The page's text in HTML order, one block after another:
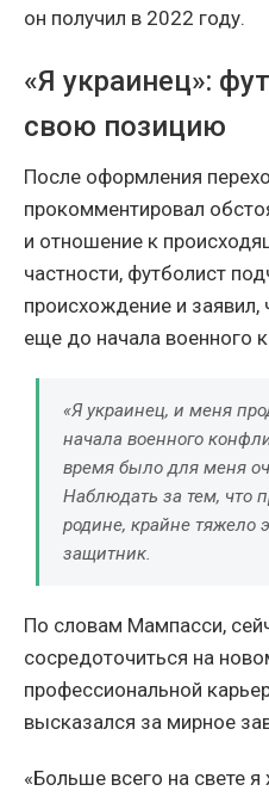
он получил в 2022 году.
«Я украинец»:
свою позицию
После оформления
прокомментировал
и отношение к
частности, футболист
происхождение и заявил,
еще до начала военного
«Я украинец, и меня
начала военного
время было для меня
Наблюдать за тем, что
родине, крайне тяжело
защитник.
По словам Мампасси,
сосредоточиться на
профессиональной
высказался за мирное
«Больше всего на свете